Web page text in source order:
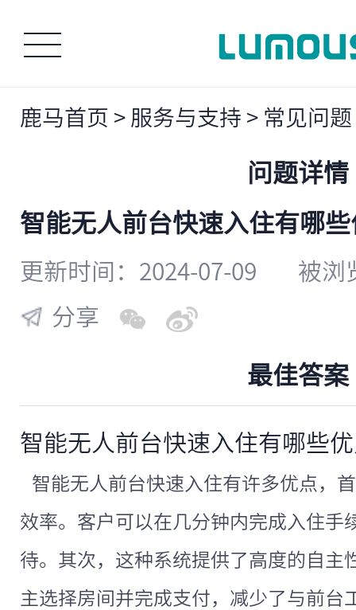
鹿马首页 > 服务与支持 > 常见问题
问题详情
智能无人前台快速入住有哪
更新时间：2024-07-09
被浏
分享
最佳答案
智能无人前台快速入住有哪些
智能无人前台快速入住有许多优点，
效率。客户可以在几分钟内完成入住手
待。其次，这种系统提供了高度的自主
主选择房间并完成支付，减少了与前台